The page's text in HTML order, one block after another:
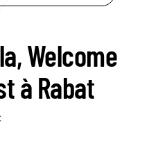
Welcome
à Rabat